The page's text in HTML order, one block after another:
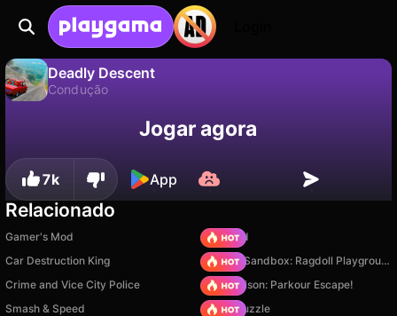
Deadly Descent
Condução
Salve o progresso!Jogar agora
7k App
Relacionado
Gamer's Mod
TB World
Car Destruction King
Sprunki Sandbox: Ragdoll Playground Mode
Crime and Vice City Police
Barry Prison: Parkour Escape!
Smash & Speed
Arrow Puzzle